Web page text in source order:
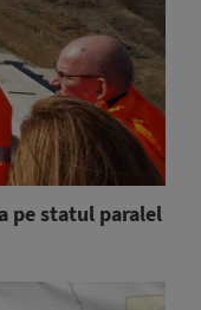
pe statul paralel